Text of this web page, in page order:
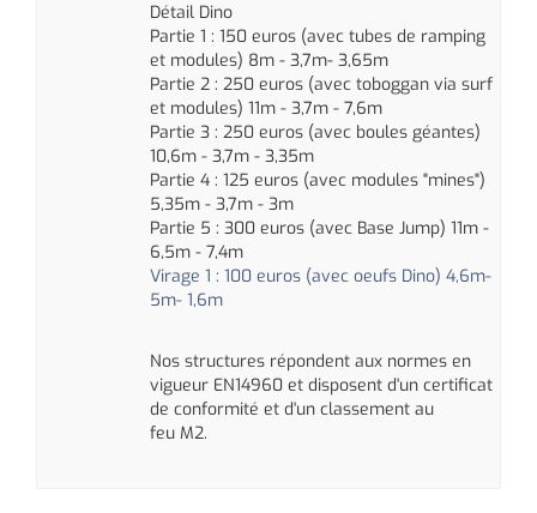
Détail Dino
Partie 1 : 150 euros (avec tubes de ramping
et modules) 8m - 3,7m- 3,65m
Partie 2 : 250 euros (avec toboggan via surf
et modules) 11m - 3,7m - 7,6m
Partie 3 : 250 euros (avec boules géantes)
10,6m - 3,7m - 3,35m
Partie 4 : 125 euros (avec modules "mines")
5,35m - 3,7m - 3m
Partie 5 : 300 euros (avec Base Jump) 11m -
6,5m - 7,4m
Virage 1 : 100 euros (avec oeufs Dino) 4,6m-
5m- 1,6m
Nos structures répondent aux normes en
vigueur EN14960 et disposent d'un certificat
de conformité et d'un classement au
feu M2.